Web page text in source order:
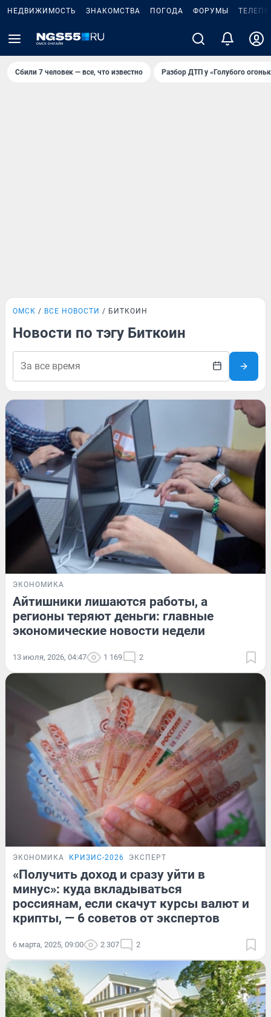
НЕДВИЖИМОСТЬ ЗНАКОМСТВА ПОГОДА ФОРУМЫ
Сбили 7 человек — все, что известно Разбор ДТП у «Голубого
ОМСК ВСЕ НОВОСТИ БИТКОИН
Новости по тэгу Биткоин
ЭКОНОМИКА
Айтишники лишаются работы, а
регионы теряют деньги: главные
экономические новости недели
13 июля, 2026, 04:47 1 169 2
ЭКОНОМИКА КРИЗИС-2026 ЭКСПЕРТ
«Получить доход и сразу уйти в
минус»: куда вкладываться
россиянам, если скачут курсы валют и
крипты, — 6 советов от экспертов
6 марта, 2025, 09:00 2 307 2